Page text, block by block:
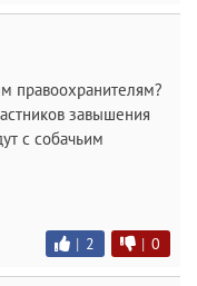
правоохранителям?
завышения
с собачьим
| 2 | 0